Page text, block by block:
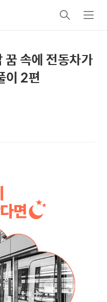
검
색
메
뉴
속에 전동차가
이 2편